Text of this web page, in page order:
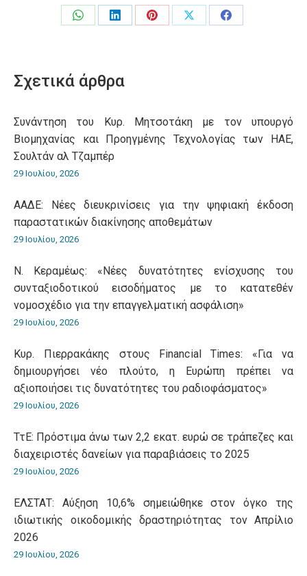
Share
Share
Share
Share
Share
Σχετικά άρθρα
Συνάντηση του Κυρ. Μητσοτάκη με τον υπουργό
Βιομηχανίας και Προηγμένης Τεχνολογίας των ΗΑΕ,
Σουλτάν αλ Τζαμπέρ
29 Ιουλίου, 2026
ΑΑΔΕ: Νέες διευκρινίσεις για την ψηφιακή έκδοση
παραστατικών διακίνησης αποθεμάτων
29 Ιουλίου, 2026
Ν. Κεραμέως: «Νέες δυνατότητες ενίσχυσης του
συνταξιοδοτικού εισοδήματος με το κατατεθέν
νομοσχέδιο για την επαγγελματική ασφάλιση»
29 Ιουλίου, 2026
Κυρ. Πιερρακάκης στους Financial Times: «Για να
δημιουργήσει νέο πλούτο, η Ευρώπη πρέπει να
αξιοποιήσει τις δυνατότητες του ραδιοφάσματος»
29 Ιουλίου, 2026
ΤτΕ: Πρόστιμα άνω των 2,2 εκατ. ευρώ σε τράπεζες και
διαχειριστές δανείων για παραβιάσεις το 2025
29 Ιουλίου, 2026
ΕΛΣΤΑΤ: Αύξηση 10,6% σημειώθηκε στον όγκο της
ιδιωτικής οικοδομικής δραστηριότητας τον Απρίλιο
2026
29 Ιουλίου, 2026